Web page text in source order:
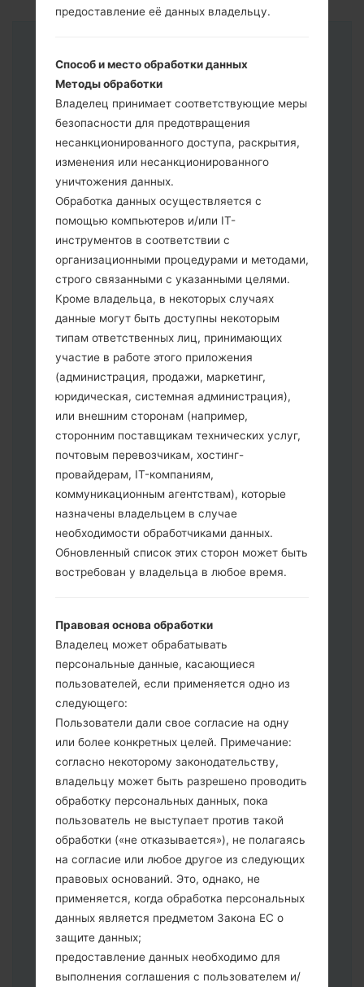
Инструкции
Скачайте на свой ПК:Odin 3.
Далее загрузите и распакуйте файл
прошивки.
Вам необходимо 1 (Выбрать 1 файл
прошивки здесь) или 5 (Выбрать 5
файл прошивки здесь) файлов для
прошивки:
AP: "System & Recovery"
CP: "Modem & Radio"
CSC _ ***: "Country & Region & Operator"
HOME_CSC _ ***: "Country & Region &
Operator"
Добавьте все файлы в программу Odin
3.
выберите CSC _ ***, в другом случае
выберите HOME_CSC _ *** для
сохранения Ваших данных.
Теперь выключите устройство и
войдите в "Download" режим. Все
методы как это сделать:
Нажмите и удерживайте клавиши:
питание, громкости и Bixbi.
Нажмите и удерживайте клавиши:
регулировки громкости. Подключив
телефон к ПК используя USB кабель.
Нажмите и удерживайте клавиши:
питание, громкости и домой.
Подключите USB кабель и нажмите
клавиши: уменьшение звука и Bixbi.
Нажмите и удерживайте клавиши:
питания и увеличения громкости
Далее подключите к компьютеру,
программа Odin должна определить
предоставление её данных владельцу.
Способ и место обработки данных
Методы обработки
Владелец принимает соответствующие меры
безопасности для предотвращения
несанкционированного доступа, раскрытия,
изменения или несанкционированного
уничтожения данных.
Обработка данных осуществляется с
помощью компьютеров и/или IT-
инструментов в соответствии с
организационными процедурами и методами,
строго связанными с указанными целями.
Кроме владельца, в некоторых случаях
данные могут быть доступны некоторым
типам ответственных лиц, принимающих
участие в работе этого приложения
(администрация, продажи, маркетинг,
юридическая, системная администрация),
или внешним сторонам (например,
сторонним поставщикам технических услуг,
почтовым перевозчикам, хостинг-
провайдерам, IT-компаниям,
коммуникационным агентствам), которые
назначены владельцем в случае
необходимости обработчиками данных.
Обновленный список этих сторон может быть
востребован у владельца в любое время.
Правовая основа обработки
Владелец может обрабатывать
персональные данные, касающиеся
пользователей, если применяется одно из
следующего:
Пользователи дали свое согласие на одну
или более конкретных целей. Примечание:
согласно некоторому законодательству,
владельцу может быть разрешено проводить
обработку персональных данных, пока
пользователь не выступает против такой
обработки («не отказывается»), не полагаясь
на согласие или любое другое из следующих
правовых оснований. Это, однако, не
применяется, когда обработка персональных
данных является предметом Закона ЕС о
защите данных;
предоставление данных необходимо для
выполнения соглашения с пользователем и/